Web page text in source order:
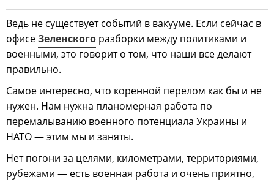
Ведь не существует событий в вакууме. Если сейчас в
офисеЗеленского разборки между политиками и
военными, это говорит о том, что наши все делают
правильно.
Самое интересно, что коренной перелом как бы и не
нужен. Нам нужна планомерная работа по
перемалыванию военного потенциала Украины и
НАТО — этим мы и заняты.
Нет погони за целями, километрами, территориями,
рубежами — есть военная работа и очень приятно,